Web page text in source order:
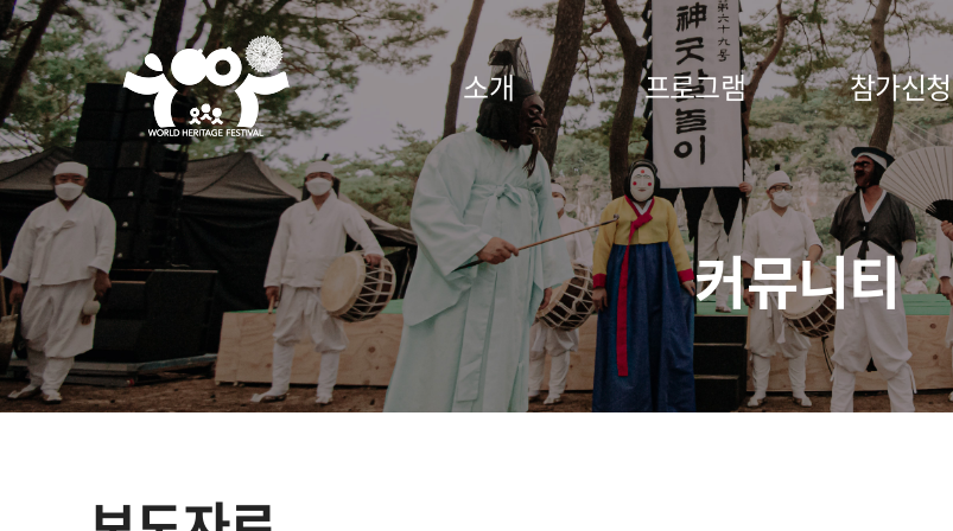
2021
세
축
전
소개 프로그램 참가신청
커뮤니티